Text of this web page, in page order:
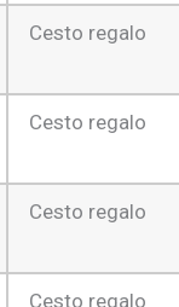
Cesto regalo
Cesto regalo
Cesto regalo
Cesto regalo